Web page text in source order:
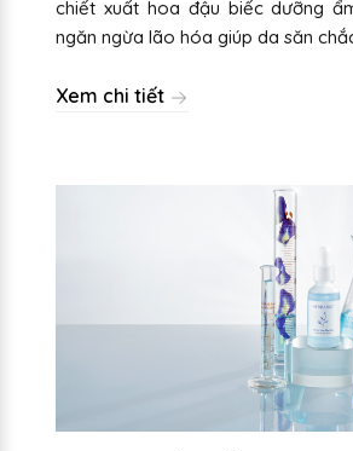
chiết xuất hoa đậu biếc dưỡng
ngăn ngừa lão hóa giúp da săn
Xem chi tiết